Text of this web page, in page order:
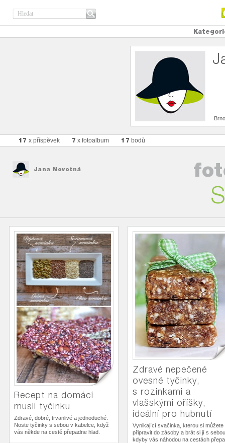
Brno
17 x příspěvek 7 x fotoalbum 17 bodů
Jana Novotná
Recept na domácí
musli tyčinku
Zdravé, dobré, trvanlivé a jednoduché.
Noste tyčinky s sebou v kabelce, když
vás někde na cestě přepadne hlad.
Zdravé nepečené
ovesné tyčinky,
s rozinkami a
vlašskými oříšky,
ideální pro hubnutí
Vynikající svačinka, kterou si můžete
připravit do zásoby a brát si jí s
kdyby vás náhodou na cestách